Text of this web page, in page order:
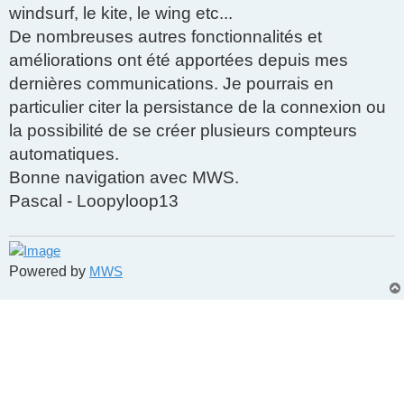
windsurf, le kite, le wing etc...
De nombreuses autres fonctionnalités et
améliorations ont été apportées depuis mes
dernières communications. Je pourrais en
particulier citer la persistance de la connexion ou
la possibilité de se créer plusieurs compteurs
automatiques.
Bonne navigation avec MWS.
Pascal - Loopyloop13
Powered by MWS